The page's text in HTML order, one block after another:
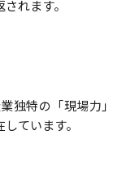
れます。
独特の「現場力」
ています。